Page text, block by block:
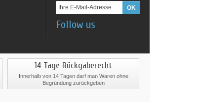
Follow us
14 Tage Rückgaberecht
Innerhalb von 14 Tagen darf man Waren ohne
Begründung zurückgeben